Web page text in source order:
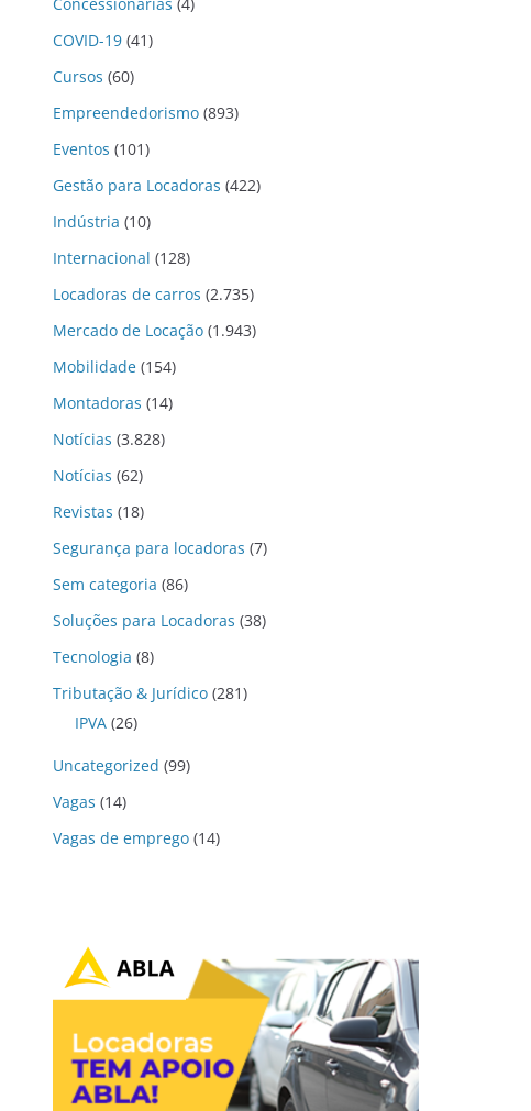
COVID-19 (41)
Cursos (60)
Empreendedorismo (893)
Eventos (101)
Gestão para Locadoras (422)
Indústria (10)
Internacional (128)
Locadoras de carros (2.735)
Mercado de Locação (1.943)
Mobilidade (154)
Montadoras (14)
Notícias (3.828)
Notícias (62)
Revistas (18)
Segurança para locadoras (7)
Sem categoria (86)
Soluções para Locadoras (38)
Tecnologia (8)
Tributação & Jurídico (281)
IPVA (26)
Uncategorized (99)
Vagas (14)
Vagas de emprego (14)